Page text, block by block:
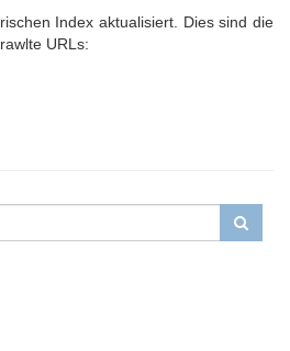
Index aktualisiert. Dies sind die
URLs: